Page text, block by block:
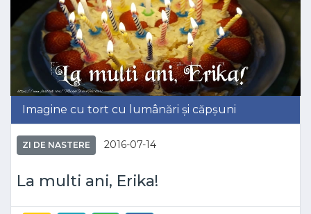
Imagine cu tort cu lumânări și căpșuni
ZI DE NASTERE 2016-07-14
La multi ani, Erika!